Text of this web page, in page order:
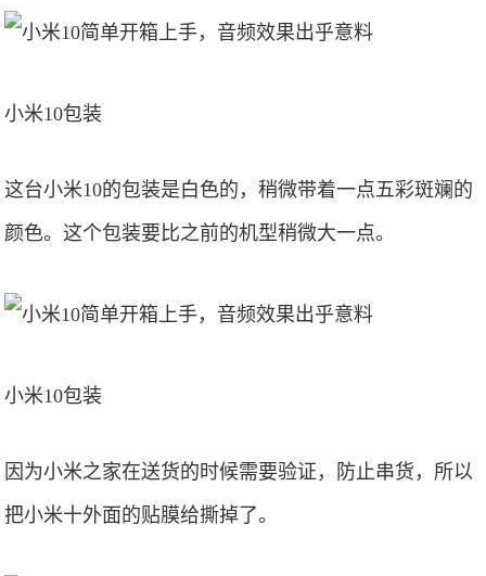
小米10包装
这台小米10的包装是白色的，稍微带着一点五彩斑斓的
颜色。这个包装要比之前的机型稍微大一点。
小米10包装
因为小米之家在送货的时候需要验证，防止串货，所以
把小米十外面的贴膜给撕掉了。